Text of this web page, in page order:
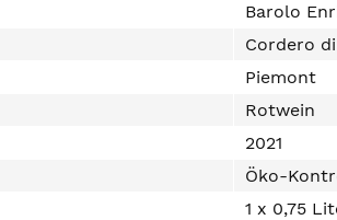
Barolo
Cordero
Piemont
Rotwein
2021
Öko-
1 x 0,75